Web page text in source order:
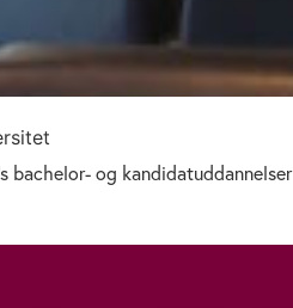
bachelor- og kandidatuddannelser